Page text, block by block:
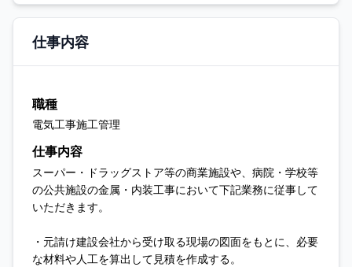
仕事内容
職種
電気工事施工管理
仕事内容
スーパー・ドラッグストア等の商業施設や、病院・学校等
の公共施設の金属・内装工事において下記業務に従事して
いただきます。
・元請け建設会社から受け取る現場の図面をもとに、必要
な材料や人工を算出して見積を作成する。